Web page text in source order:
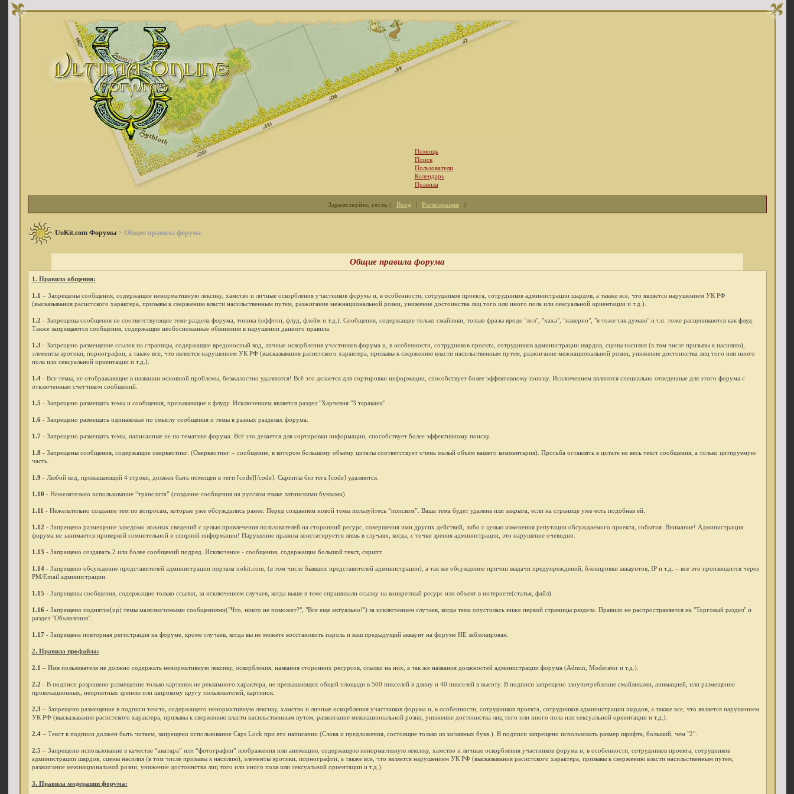
Помощь
Поиск
Пользователи
Календарь
Правила
Здравствуйте, гость ( Вход | Регистрация )
UoKit.com Форумы> Общие правила форума
Общие правила форума
1. Правила общения:
1.1 – Запрещены сообщения, содержащие ненормативную лексику, хамство и личные оскорбления участников форума и, в особенности, сотрудников проекта, сотрудников администрации шардов, а также все, что является нарушением УК РФ
(высказывания расистского характера, призывы к свержению власти насильственным путем, разжигание межнациональной розни, унижение достоинства лиц того или иного пола или сексуальной ориентации и т.д.).
1.2 - Запрещены сообщения не соответствующие теме раздела форума, топика (оффтоп, флуд, флейм и т.д.). Сообщения, содержащие только смайлики, только фразы вроде "лол", "хаха", "наверно", "я тоже так думаю" и т.п. тоже расцениваются как флуд.
Также запрещаются сообщения, содержащие необоснованные обвинения в нарушении данного правила.
1.3 - Запрещено размещение ссылок на страницы, содержащие вредоносный код, личные оскорбления участников форума и, в особенности, сотрудников проекта, сотрудников администрации шардов, сцены насилия (в том числе призывы к насилию),
элементы эротики, порнографии, а также все, что является нарушением УК РФ (высказывания расистского характера, призывы к свержению власти насильственным путем, разжигание межнациональной розни, унижение достоинства лиц того или иного
пола или сексуальной ориентации и т.д.).
1.4- Все темы, не отображающие в названии основной проблемы, безжалостно удаляются! Всё это делается для сортировки информации, способствует более эффективному поиску. Исключением являются специально отведенные для этого форума с
отключенным счетчиком сообщений.
1.5 - Запрещено размещать темы и сообщения, призывающие к флуду. Исключением является раздел "Харчевня "3 таракана".
1.6- Запрещено размещать одинаковые по смыслу сообщения и темы в разных разделах форума.
1.7- Запрещено размещать темы, написанные не по тематике форума. Всё это делается для сортировки информации, способствует более эффективному поиску.
1.8 - Запрещены сообщения, содержащие оверквотинг. (Оверквотинг – сообщение, в котором большому объёму цитаты соответствует очень малый объём вашего комментария). Просьба оставлять в цитате не весь текст сообщения, а только цитируемую
часть.
1.9 - Любой код, превышающий 4 строки, должен быть помещен в теги [code][/code]. Скрипты без тега [code] удаляются.
1.10 - Нежелательно использование “транслита” (создание сообщения на русском языке латинскими буквами).
1.11 - Нежелательно создание тем по вопросам, которые уже обсуждались ранее. Перед созданием новой темы пользуйтесь “поиском”. Ваша тема будет удалена или закрыта, если на странице уже есть подобная ей.
1.12 - Запрещено размещение заведомо ложных сведений с целью привлечения пользователей на сторонний ресурс, совершения ими других действий, либо с целью изменения репутации обсуждаемого проекта, события. Внимание! Администрация
форума не занимается проверкой сомнительной и спорной информации! Нарушение правила констатируется лишь в случаях, когда, с точки зрения администрации, это нарушение очевидно.
1.13 - Запрещено создавать 2 или более сообщений подряд. Исключение - сообщения, содержащие большой текст, скрипт.
1.14- Запрещено обсуждение представителей администрации портала uokit.com, (в том числе бывших представителей администрации), а так же обсуждение причин выдачи предупреждений, блокировки аккаунтов, IP и т.д. – все это производится через
PM/Email администрации.
1.15 - Запрещены сообщения, содержащие только ссылки, за исключением случаев, когда выше в теме спрашивали ссылку на конкретный ресурс или объект в интернете(статья, файл).
1.16- Запрещено поднятие(up) темы малозначимыми сообщениями("Что, никто не поможет?", "Все еще актуально!") за исключением случаев, когда тема опустилась ниже первой страницы раздела. Правило не распространяется на "Торговый раздел" и
раздел "Объявления".
1.17- Запрещена повторная регистрация на форуме, кроме случаев, когда вы не можете восстановить пароль и ваш предыдущий аккаунт на форуме НЕ заблокирован.
2. Правила профайла:
2.1 – Имя пользователя не должно содержать ненормативную лексику, оскорбления, названия сторонних ресурсов, ссылки на них, а так же названия должностей администрации форума (Admin, Moderator и т.д.).
2.2 - В подписи разрешено размещение только картинок не рекламного характера, не превышающих общей площади в 500 пикселей в длину и 40 пикселей в высоту. В подписи запрещено злоупотребление смайликами, анимацией, или размещение
провокационных, неприятных зрению или широкому кругу пользователей, картинок.
2.3 – Запрещено размещение в подписи текста, содержащего ненормативную лексику, хамство и личные оскорбления участников форума и, в особенности, сотрудников проекта, сотрудников администрации шардов, а также все, что является нарушением
УК РФ (высказывания расистского характера, призывы к свержению власти насильственным путем, разжигание межнациональной розни, унижение достоинства лиц того или иного пола или сексуальной ориентации и т.д.).
2.4– Текст в подписи должен быть читаем, запрещено использование Caps Lock при его написании (Слова и предложения, состоящие только из заглавных букв.). В подписи запрещено использовать размер шрифта, больший, чем "2".
2.5 – Запрещено использование в качестве “аватара” или “фотографии” изображения или анимацию, содержащую ненормативную лексику, хамство и личные оскорбления участников форума и, в особенности, сотрудников проекта, сотрудников
администрации шардов, сцены насилия (в том числе призывы к насилию), элементы эротики, порнографии, а также все, что является нарушением УК РФ (высказывания расистского характера, призывы к свержению власти насильственным путем,
разжигание межнациональной розни, унижение достоинства лиц того или иного пола или сексуальной ориентации и т.д.).
3. Правила модерации форума: